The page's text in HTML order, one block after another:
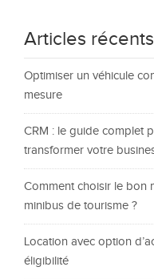
Articles récents
Optimiser un véhicule
mesure
CRM : le guide complet
transformer votre
Comment choisir le bon
minibus de tourisme ?
Location avec option
éligibilité